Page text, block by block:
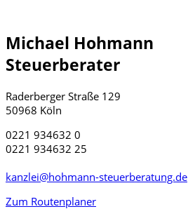
Michael Hohmann
Steuerberater
Raderberger Straße 129
50968 Köln
0221 934632 0
0221 934632 25
kanzlei@hohmann-steuerberatung.de
Zum Routenplaner